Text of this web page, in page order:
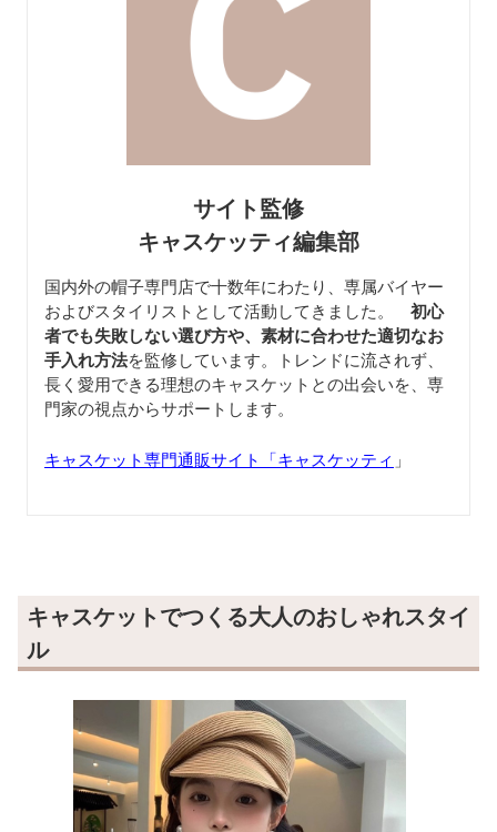
サイト監修
キャスケッティ編集部
国内外の帽子専門店で十数年にわたり、専属バイヤー
およびスタイリストとして活動してきました。
初心
者でも失敗しない選び方や、素材に合わせた適切なお
手入れ方法を監修しています。トレンドに流されず、
長く愛用できる理想のキャスケットとの出会いを、専
門家の視点からサポートします。
キャスケット専門通販サイト「キャスケッティ 」
キャスケットでつくる大人のおしゃれスタイ
ル